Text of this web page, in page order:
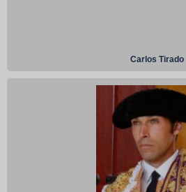
Carlos Tirado